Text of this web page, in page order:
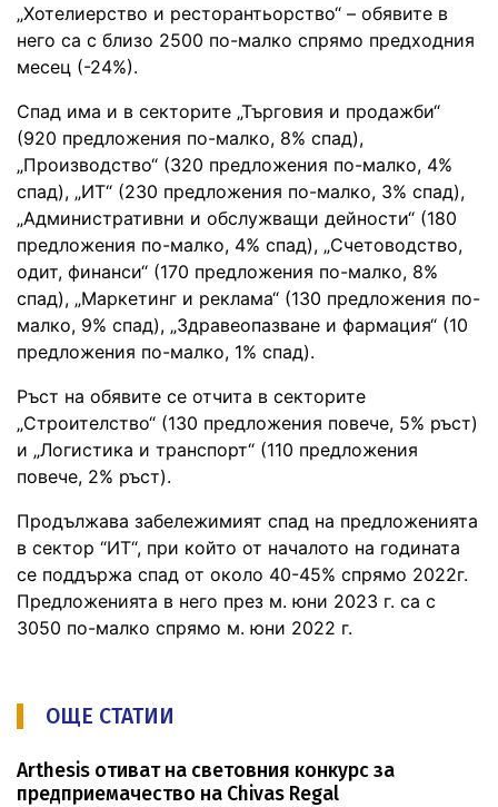
„Хотелиерство и ресторантьорство“ – обявите в
него са с близо 2500 по-малко спрямо предходния
месец (-24%).
Спад има и в секторите „Търговия и продажби“
(920 предложения по-малко, 8% спад),
„Производство“ (320 предложения по-малко, 4%
спад), „ИТ“ (230 предложения по-малко, 3% спад),
„Административни и обслужващи дейности“ (180
предложения по-малко, 4% спад), „Счетоводство,
одит, финанси“ (170 предложения по-малко, 8%
спад), „Маркетинг и реклама“ (130 предложения по-
малко, 9% спад), „Здравеопазване и фармация“ (10
предложения по-малко, 1% спад).
Ръст на обявите се отчита в секторите
„Строителство“ (130 предложения повече, 5% ръст)
и „Логистика и транспорт“ (110 предложения
повече, 2% ръст).
Продължава забележимият спад на предложенията
в сектор “ИТ“, при който от началото на годината
се поддържа спад от около 40-45% спрямо 2022г.
Предложенията в него през м. юни 2023 г. са с
3050 по-малко спрямо м. юни 2022 г.
ОЩЕ СТАТИИ
Arthesis отиват на световния конкурс за
предприемачество на Chivas Regal